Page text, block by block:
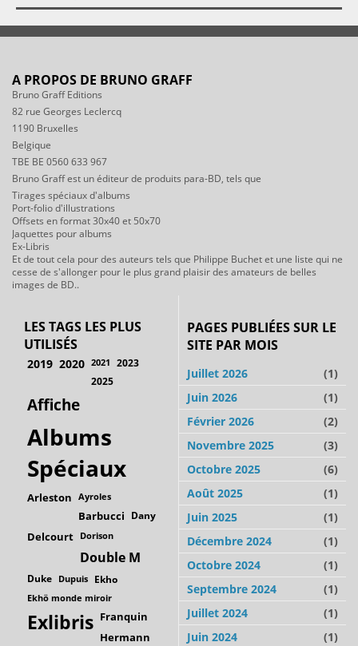
A PROPOS DE BRUNO GRAFF
Bruno Graff Editions
82 rue Georges Leclercq
1190 Bruxelles
Belgique
TBE BE 0560 633 967
Bruno Graff est un éditeur de produits para-BD, tels que
Tirages spéciaux d'albums
Port-folio d'illustrations
Offsets en format 30x40 et 50x70
Jaquettes pour albums
Ex-Libris
Et de tout cela pour des auteurs tels que Philippe Buchet et une liste qui ne
cesse de s'allonger pour le plus grand plaisir des amateurs de belles
images de BD..
LES TAGS LES PLUS
UTILISÉS
2019 2020 2021 2023
2025
Affiche
Albums
Spéciaux
Arleston Ayroles
Barbucci Dany
Delcourt Dorison
Double M
Duke Dupuis Ekho
Ekhö monde miroir
Exlibris Franquin
Hermann
PAGES PUBLIÉES SUR LE
SITE PAR MOIS
Juillet 2026
(1)
Juin 2026
(1)
Février 2026
(2)
Novembre 2025
(3)
Octobre 2025
(6)
Août 2025
(1)
Juin 2025
(1)
Décembre 2024
(1)
Octobre 2024
(1)
Septembre 2024
(1)
Juillet 2024
(1)
Juin 2024
(1)